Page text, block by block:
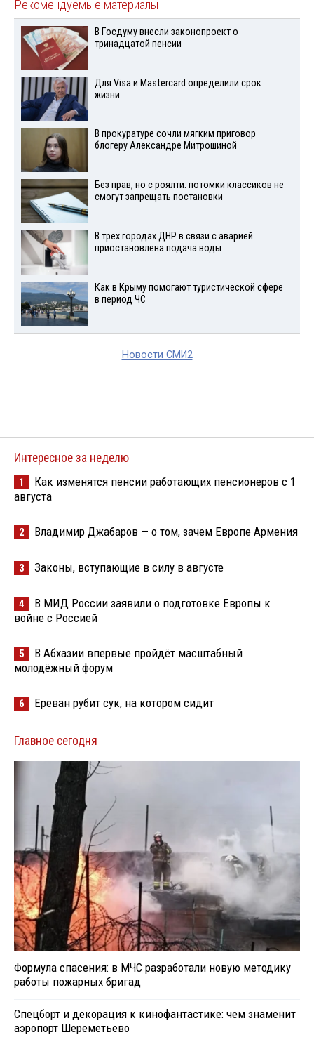
Рекомендуемые материалы
В Госдуму внесли законопроект о
тринадцатой пенсии
Для Visа и Mastercard определили срок
жизни
В прокуратуре сочли мягким приговор
блогеру Александре Митрошиной
Без прав, но с роялти: потомки классиков не
смогут запрещать постановки
В трех городах ДНР в связи с аварией
приостановлена подача воды
Как в Крыму помогают туристической сфере
в период ЧС
Новости СМИ2
Интересное за неделю
1
Как изменятся пенсии работающих пенсионеров с 1
августа
2 Владимир Джабаров — о том, зачем Европе Армения
3 Законы, вступающие в силу в августе
4
В МИД России заявили о подготовке Европы к
войне с Россией
5
В Абхазии впервые пройдёт масштабный
молодёжный форум
6 Ереван рубит сук, на котором сидит
Главное сегодня
Формула спасения: в МЧС разработали новую методику
работы пожарных бригад
Спецборт и декорация к кинофантастике: чем знаменит
аэропорт Шереметьево